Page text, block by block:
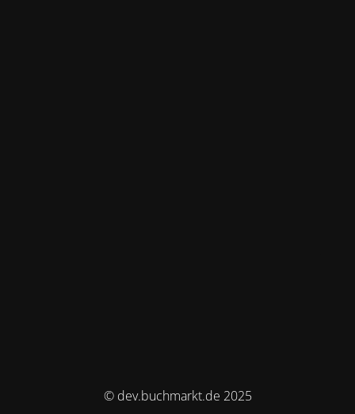
© dev.buchmarkt.de 2025